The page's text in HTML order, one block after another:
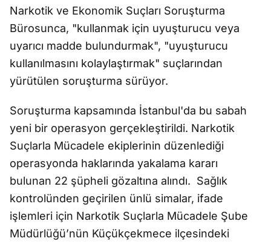
Narkotik ve Ekonomik Suçları Soruşturma
Bürosunca, "kullanmak için uyuşturucu veya
uyarıcı madde bulundurmak", "uyuşturucu
kullanılmasını kolaylaştırmak" suçlarından
yürütülen soruşturma sürüyor.
Soruşturma kapsamında İstanbul'da bu sabah
yeni bir operasyon gerçekleştirildi. Narkotik
Suçlarla Mücadele ekiplerinin düzenlediği
operasyonda haklarında yakalama kararı
bulunan 22 şüpheli gözaltına alındı. Sağlık
kontrolünden geçirilen ünlü simalar, ifade
işlemleri için Narkotik Suçlarla Mücadele Şube
Müdürlüğü’nün Küçükçekmece ilçesindeki